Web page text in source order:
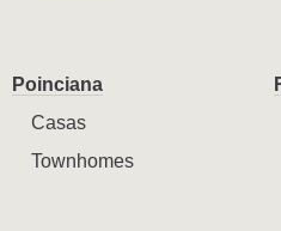
Poinciana
Casas
Townhomes